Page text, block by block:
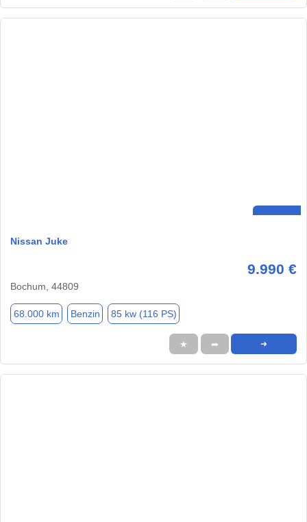
Nissan Juke
9.990 €
Bochum, 44809
68.000 km Benzin 85 kw (116 PS)
★ ➦ ➜